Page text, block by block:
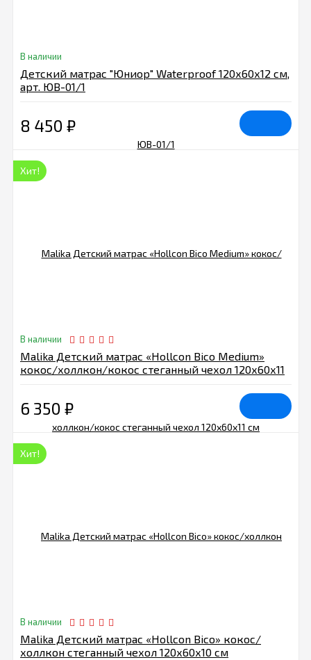
В наличии
Детский матрас "Юниор" Waterproof 120х60х12 см,
арт. ЮВ-01/1
8 450 ₽
Хит!
В наличии
Malika Детский матрас «Hollcon Bico Medium»
кокос/холлкон/кокос стеганный чехол 120х60х11
6 350 ₽
Хит!
В наличии
Malika Детский матрас «Hollcon Bico» кокос/
холлкон стеганный чехол 120х60х10 см